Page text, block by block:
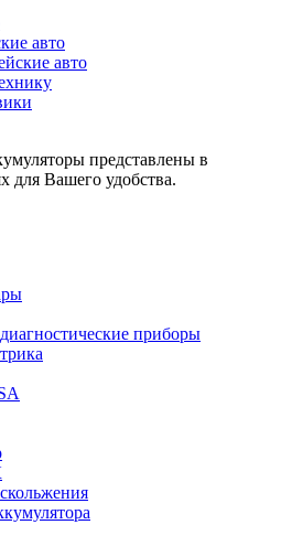
авто
авто
представлены в
для Вашего удобства.
приборы